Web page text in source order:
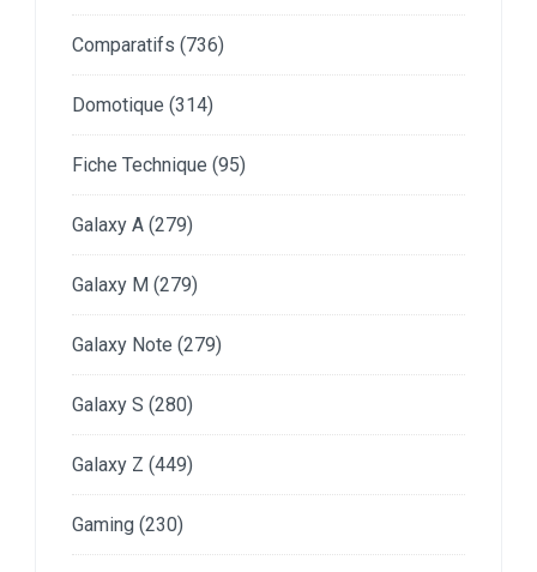
Comparatifs (736)
Domotique (314)
Fiche Technique (95)
Galaxy A (279)
Galaxy M (279)
Galaxy Note (279)
Galaxy S (280)
Galaxy Z (449)
Gaming (230)